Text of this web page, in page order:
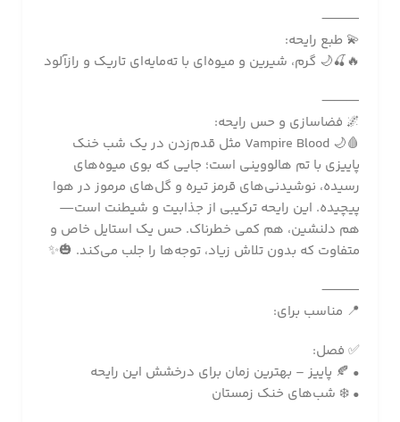
⸻
💫 طبع رایحه:
🔥🍒🌙 گرم، شیرین و میوه‌ای با ته‌مایه‌ای تاریک و رازآلود
⸻
🌌 فضاسازی و حس رایحه:
🩸🌙 Vampire Blood مثل قدم‌زدن در یک شب خنک
پاییزی با تم هالووینی است؛ جایی که بوی میوه‌های
رسیده، نوشیدنی‌های قرمز تیره و گل‌های مرموز در هوا
پیچیده. این رایحه ترکیبی از جذابیت و شیطنت است—
هم دلنشین، هم کمی خطرناک. حس یک استایل خاص و
متفاوت که بدون تلاش زیاد، توجه‌ها را جلب می‌کند. 🎃✨
⸻
📍 مناسب برای:
✅ فصل:
• 🍂 پاییز – بهترین زمان برای درخشش این رایحه
• ❄️ شب‌های خنک زمستان